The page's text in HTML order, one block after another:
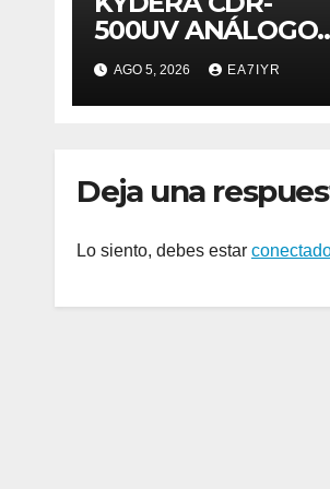
500UV ANÁLOGO
DIGITAL
AGO 5, 2026 EA7IYR
Deja una
Lo siento, debes estar